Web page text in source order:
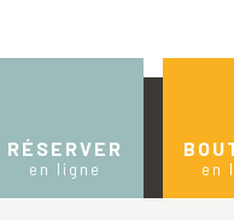
RÉSERVER
en ligne en